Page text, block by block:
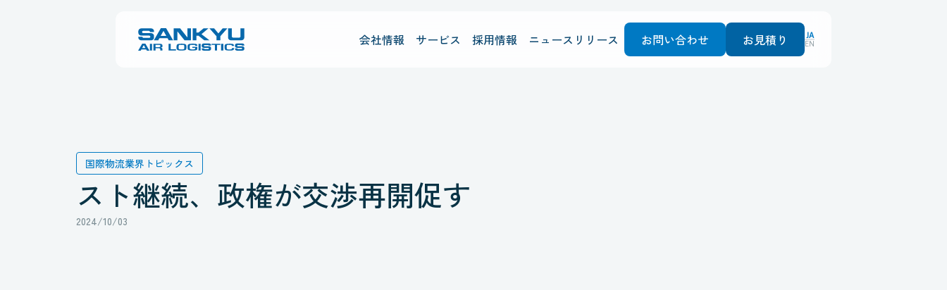
会社情報 サービス 採用情報 ニュースリリース お問い合わせ お見積り EN
JA
国際物流業界トピックス
スト継続、政権が交渉再開促す
2024/10/03